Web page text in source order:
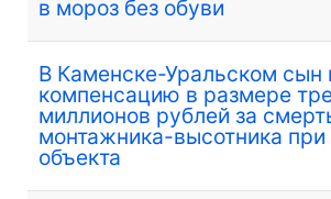
в мороз без обуви
В Каменске-Уральском сын
компенсацию в размере
миллионов рублей за
монтажника-высотника при
объекта